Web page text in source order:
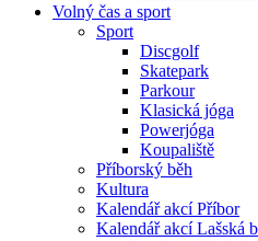
Volný čas a sport
Sport
Discgolf
Skatepark
Parkour
Klasická jóga
Powerjóga
Koupaliště
Příborský běh
Kultura
Kalendář akcí Příbor
Kalendář akcí Lašská